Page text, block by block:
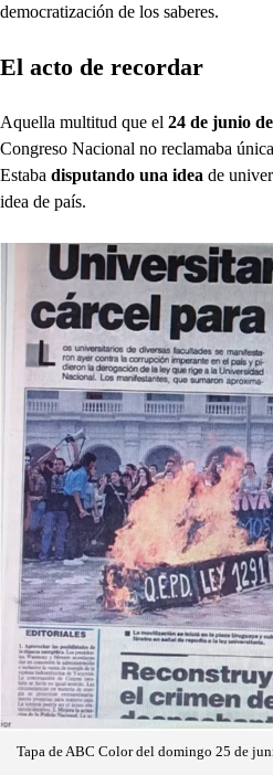
democratización de los saberes.
El acto de recordar
Aquella multitud que el 24 de junio
Congreso Nacional no reclamaba
Estaba disputando una idea de
idea de país.
Tapa de ABC Color del domingo 25 de